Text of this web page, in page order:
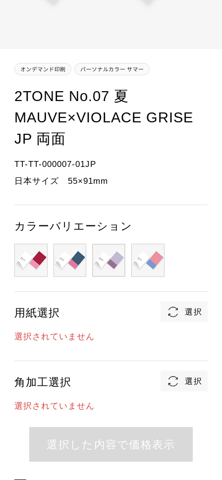
2TONE No.07 夏
MAUVE×VIOLACE GRISE
JP 両面
TT-TT-000007-01JP
日本サイズ 55×91mm
カラーバリエーション
用紙選択
選択されていません
角加工選択
選択されていません